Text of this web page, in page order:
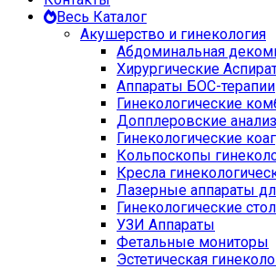
Весь Каталог
Акушерство и гинекология
Абдоминальная
Хирургические
Аппараты БОС-терапии
Гинекологические
Допплеровские
Гинекологические
Кольпоскопы
Кресла
Лазерные аппараты
Гинекологические
УЗИ Аппараты
Фетальные мониторы
Эстетическая